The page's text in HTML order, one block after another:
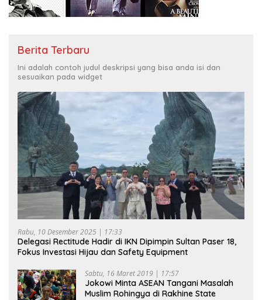
Berita Terbaru
Ini adalah contoh judul deskripsi yang bisa anda isi dan
sesuaikan pada widget
Rabu, 10 Desember 2025 | 17:33
Delegasi Rectitude Hadir di IKN Dipimpin Sultan Paser 18,
Fokus Investasi Hijau dan Safety Equipment
Sabtu, 16 Maret 2019 | 17:57
Jokowi Minta ASEAN Tangani Masalah
Muslim Rohingya di Rakhine State